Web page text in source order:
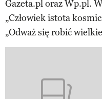
Gazeta.pl oraz Wp.pl.
„Człowiek istota
„Odważ się robić